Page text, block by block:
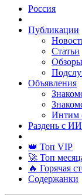
Россия
Публикации
Статьи
Обзоры
Объявления
Интим
Раздень с ИИ
👑 Топ VIP
🚀 Топ
🔥 Горячая
Содержанки